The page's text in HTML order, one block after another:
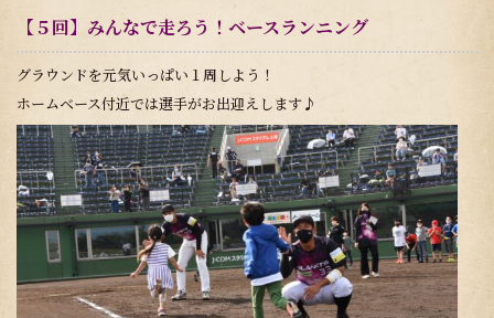
【５回】みんなで走ろう！ベースランニング
グラウンドを元気いっぱい１周しよう！
ホームベース付近では選手がお出迎えします♪